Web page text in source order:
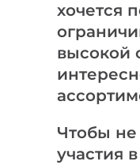
хочется
высокой
Чтобы не
участия